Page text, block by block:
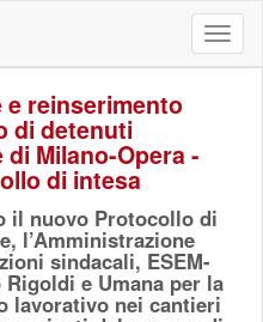
reinserimento
di detenuti
Milano-Opera -
di intesa
il nuovo Protocollo di
l’Amministrazione
sindacali, ESEM-
Rigoldi e Umana per la
lavorativo nei cantieri